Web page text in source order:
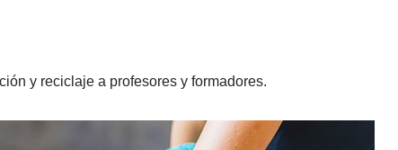
y reciclaje a profesores y formadores.